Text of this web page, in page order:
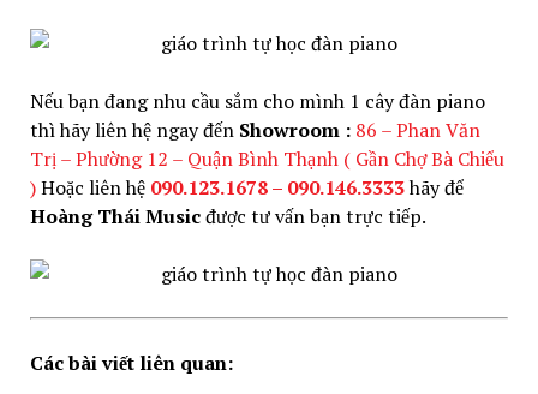
Nếu bạn đang nhu cầu sắm cho mình 1 cây đàn piano
thì hãy liên hệ ngay đến Showroom : 86 – Phan Văn
Trị – Phường 12 – Quận Bình Thạnh ( Gần Chợ Bà Chiểu
)Hoặc liên hệ 090.123.1678 – 090.146.3333hãy để
Hoàng Thái Musicđược tư vấn bạn trực tiếp.
Các bài viết liên quan: